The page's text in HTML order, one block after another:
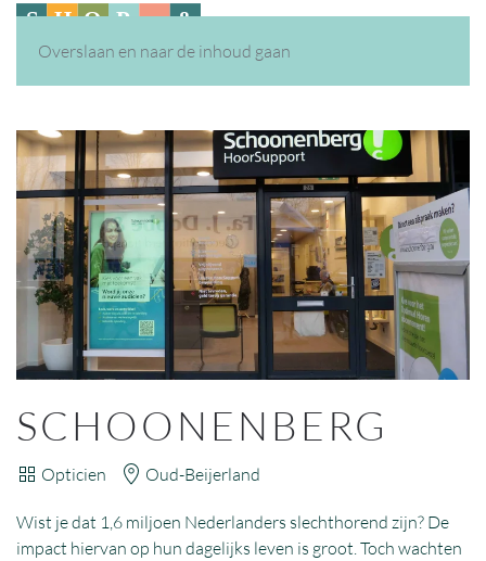
Overslaan en naar de inhoud gaan
SCHOONENBERG
Opticien Oud-Beijerland
Wist je dat 1,6 miljoen Nederlanders slechthorend zijn? De
impact hiervan op hun dagelijks leven is groot. Toch wachten